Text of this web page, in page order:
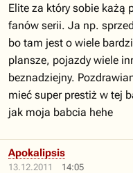
Elite za który sobie każą
fanów serii. Ja np.
bo tam jest o wiele
plansze, pojazdy wiele
beznadziejny.
mieć super prestiż w tej
jak moja babcia hehe
13.12.2011 14:05
Apokalipsis